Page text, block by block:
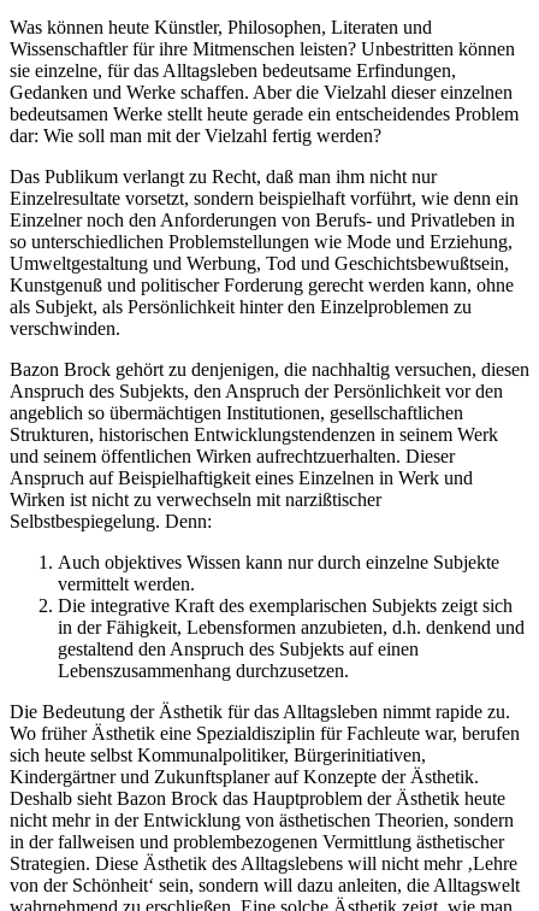
Was können heute Künstler, Philosophen, Literaten und
Wissenschaftler für ihre Mitmenschen leisten? Unbestritten können
sie einzelne, für das Alltagsleben bedeutsame Erfindungen,
Gedanken und Werke schaffen. Aber die Vielzahl dieser einzelnen
bedeutsamen Werke stellt heute gerade ein entscheidendes Problem
dar: Wie soll man mit der Vielzahl fertig werden?
Das Publikum verlangt zu Recht, daß man ihm nicht nur
Einzelresultate vorsetzt, sondern beispielhaft vorführt, wie denn ein
Einzelner noch den Anforderungen von Berufs- und Privatleben in
so unterschiedlichen Problemstellungen wie Mode und Erziehung,
Umweltgestaltung und Werbung, Tod und Geschichtsbewußtsein,
Kunstgenuß und politischer Forderung gerecht werden kann, ohne
als Subjekt, als Persönlichkeit hinter den Einzelproblemen zu
verschwinden.
Bazon Brock gehört zu denjenigen, die nachhaltig versuchen, diesen
Anspruch des Subjekts, den Anspruch der Persönlichkeit vor den
angeblich so übermächtigen Institutionen, gesellschaftlichen
Strukturen, historischen Entwicklungstendenzen in seinem Werk
und seinem öffentlichen Wirken aufrechtzuerhalten. Dieser
Anspruch auf Beispielhaftigkeit eines Einzelnen in Werk und
Wirken ist nicht zu verwechseln mit narzißtischer
Selbstbespiegelung. Denn:
Auch objektives Wissen kann nur durch einzelne Subjekte
vermittelt werden.
Die integrative Kraft des exemplarischen Subjekts zeigt sich
in der Fähigkeit, Lebensformen anzubieten, d.h. denkend und
gestaltend den Anspruch des Subjekts auf einen
Lebenszusammenhang durchzusetzen.
Die Bedeutung der Ästhetik für das Alltagsleben nimmt rapide zu.
Wo früher Ästhetik eine Spezialdisziplin für Fachleute war, berufen
sich heute selbst Kommunalpolitiker, Bürgerinitiativen,
Kindergärtner und Zukunftsplaner auf Konzepte der Ästhetik.
Deshalb sieht Bazon Brock das Hauptproblem der Ästhetik heute
nicht mehr in der Entwicklung von ästhetischen Theorien, sondern
in der fallweisen und problembezogenen Vermittlung ästhetischer
Strategien. Diese Ästhetik des Alltagslebens will nicht mehr ‚Lehre
von der Schönheit‘ sein, sondern will dazu anleiten, die Alltagswelt
wahrnehmend zu erschließen. Eine solche Ästhetik zeigt, wie man